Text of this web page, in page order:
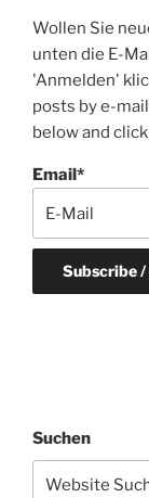
Wollen Sie
unten die E-
'Anmelden'
posts by e-
below and
Email*
Suchen